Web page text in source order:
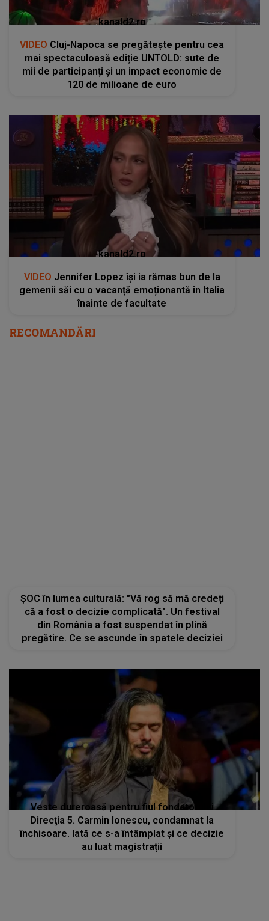
kanald2.ro
VIDEO Cluj-Napoca se pregătește pentru cea
mai spectaculoasă ediție UNTOLD: sute de
mii de participanți și un impact economic de
120 de milioane de euro
kanald2.ro
VIDEO Jennifer Lopez își ia rămas bun de la
gemenii săi cu o vacanță emoționantă în Italia
înainte de facultate
RECOMANDĂRI
Veste dureroasă pentru fiul fondatorului
Direcţia 5. Carmin Ionescu, condamnat la
închisoare. Iată ce s-a întâmplat și ce decizie
au luat magistrații
STIRI MONDENE